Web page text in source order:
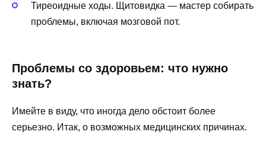
Тиреоидные ходы. Щитовидка — мастер собирать
проблемы, включая мозговой пот.
Проблемы со здоровьем: что нужно
знать?
Имейте в виду, что иногда дело обстоит более
серьезно. Итак, о возможных медицинских причинах.